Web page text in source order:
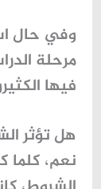
وفي حال
مرحلة
فيها
هل تؤثر
نعم، كلما